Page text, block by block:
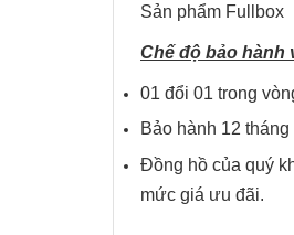
Sản phẩm Fullbox
Chế độ bảo hành
01 đổi 01 trong
Bảo hành 12
Đồng hồ của quý
mức giá ưu đãi.